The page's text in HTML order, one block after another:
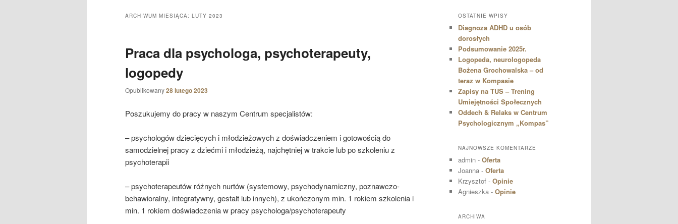
ARCHIWUM MIESIĄCA: LUTY 2023
Praca dla psychologa, psychoterapeuty,
logopedy
Opublikowany28 lutego 2023
Poszukujemy do pracy w naszym Centrum specjalistów:
– psychologów dziecięcych i młodzieżowych z doświadczeniem i gotowością do
samodzielnej pracy z dziećmi i młodzieżą, najchętniej w trakcie lub po szkoleniu z
psychoterapii
– psychoterapeutów różnych nurtów (systemowy, psychodynamiczny, poznawczo-
behawioralny, integratywny, gestalt lub innych), z ukończonym min. 1 rokiem szkolenia i
min. 1 rokiem doświadczenia w pracy psychologa/psychoterapeuty
OSTATNIE WPISY
Diagnoza ADHD u osób
dorosłych
Podsumowanie 2025r.
Logopeda, neurologopeda
Bożena Grochowalska – od
teraz w Kompasie
Zapisy na TUS – Trening
Umiejętności Społecznych
Oddech & Relaks w Centrum
Psychologicznym „Kompas”
NAJNOWSZE KOMENTARZE
admin - Oferta
Joanna - Oferta
Krzysztof - Opinie
Agnieszka - Opinie
ARCHIWA